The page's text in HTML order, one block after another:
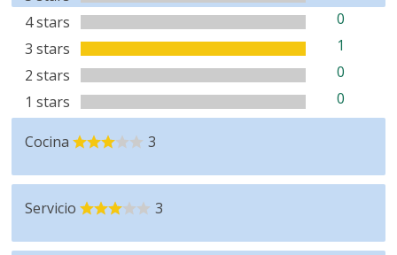
4 stars
0
3 stars
1
2 stars
0
1 stars
0
Cocina 3
Servicio 3